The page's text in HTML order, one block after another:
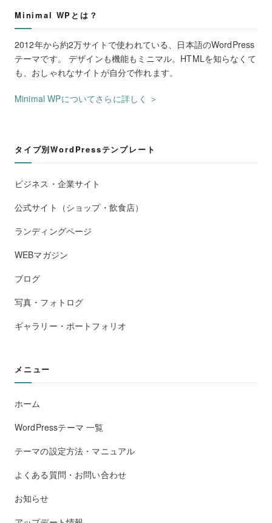
Minimal WPとは？
2012年から約2万サイトで使われている、日本語のWordPress
テーマです。 デザインも機能もミニマル。HTMLを知らなくて
も、おしゃれなサイトが自分で作れます。
Minimal WPについてさらに詳しく ＞
タイプ別WordPressテンプレート
ビジネス・企業サイト
公式サイト（ショップ・飲食店）
ランディングページ
WEBマガジン
ブログ
写真・フォトログ
ギャラリー・ポートフォリオ
メニュー
ホーム
WordPressテーマ 一覧
テーマの設定方法・マニュアル
よくある質問・お問い合わせ
お知らせ